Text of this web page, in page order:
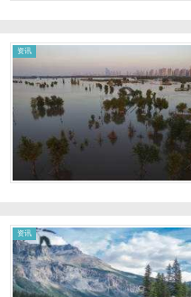
资讯
资讯